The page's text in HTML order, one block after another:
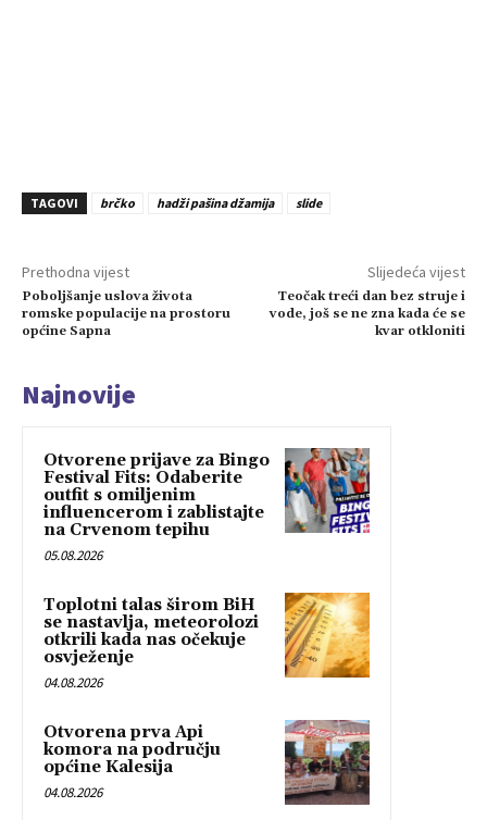
TAGOVI brčko hadži pašina džamija slide
Prethodna vijest
Poboljšanje uslova života
romske populacije na prostoru
općine Sapna
Slijedeća vijest
Teočak treći dan bez struje i
vode, još se ne zna kada će se
kvar otkloniti
Najnovije
Otvorene prijave za Bingo
Festival Fits: Odaberite
outfit s omiljenim
influencerom i zablistajte
na Crvenom tepihu
05.08.2026
Toplotni talas širom BiH
se nastavlja, meteorolozi
otkrili kada nas očekuje
osvježenje
04.08.2026
Otvorena prva Api
komora na području
općine Kalesija
04.08.2026